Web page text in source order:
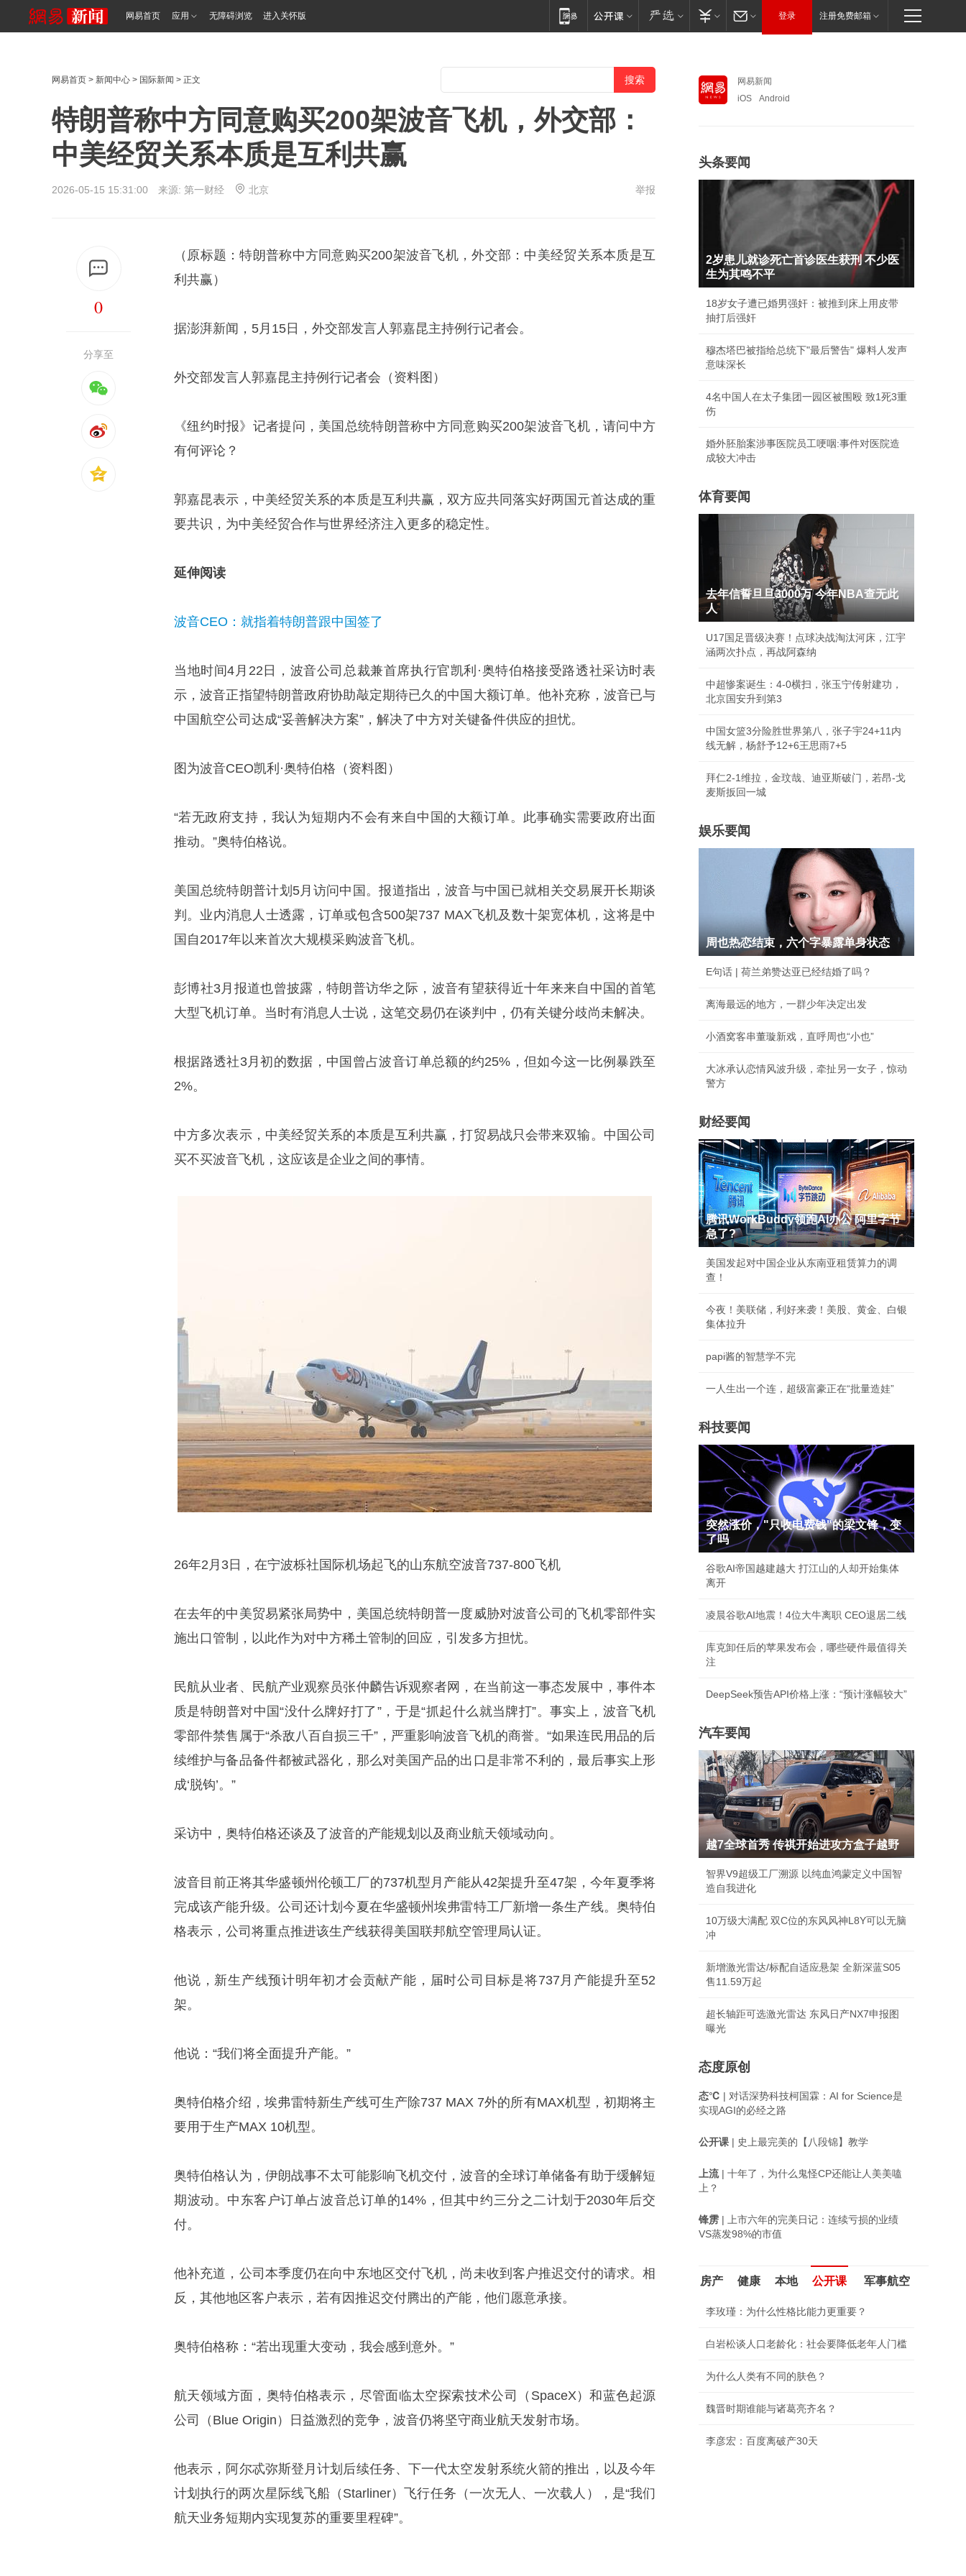
网易首页 应用 无障碍浏览 进入关怀版 登录 注册免费邮箱
网易首页 > 新闻中心 > 国际新闻 > 正文
特朗普称中方同意购买200架波音飞机，外交部：
中美经贸关系本质是互利共赢
2026-05-15 15:31:00 来源: 第一财经 北京 举报
0
分享至
（原标题：特朗普称中方同意购买200架波音飞机，外交部：中美经贸关系本质是互
利共赢）
据澎湃新闻，5月15日，外交部发言人郭嘉昆主持例行记者会。
外交部发言人郭嘉昆主持例行记者会（资料图）
《纽约时报》记者提问，美国总统特朗普称中方同意购买200架波音飞机，请问中方
有何评论？
郭嘉昆表示，中美经贸关系的本质是互利共赢，双方应共同落实好两国元首达成的重
要共识，为中美经贸合作与世界经济注入更多的稳定性。
延伸阅读
波音CEO：就指着特朗普跟中国签了
当地时间4月22日，波音公司总裁兼首席执行官凯利·奥特伯格接受路透社采访时表
示，波音正指望特朗普政府协助敲定期待已久的中国大额订单。他补充称，波音已与
中国航空公司达成“妥善解决方案”，解决了中方对关键备件供应的担忧。
图为波音CEO凯利·奥特伯格（资料图）
“若无政府支持，我认为短期内不会有来自中国的大额订单。此事确实需要政府出面
推动。”奥特伯格说。
美国总统特朗普计划5月访问中国。报道指出，波音与中国已就相关交易展开长期谈
判。业内消息人士透露，订单或包含500架737 MAX飞机及数十架宽体机，这将是中
国自2017年以来首次大规模采购波音飞机。
彭博社3月报道也曾披露，特朗普访华之际，波音有望获得近十年来来自中国的首笔
大型飞机订单。当时有消息人士说，这笔交易仍在谈判中，仍有关键分歧尚未解决。
根据路透社3月初的数据，中国曾占波音订单总额的约25%，但如今这一比例暴跌至
2%。
中方多次表示，中美经贸关系的本质是互利共赢，打贸易战只会带来双输。中国公司
买不买波音飞机，这应该是企业之间的事情。
26年2月3日，在宁波栎社国际机场起飞的山东航空波音737-800飞机
在去年的中美贸易紧张局势中，美国总统特朗普一度威胁对波音公司的飞机零部件实
施出口管制，以此作为对中方稀土管制的回应，引发多方担忧。
民航从业者、民航产业观察员张仲麟告诉观察者网，在当前这一事态发展中，事件本
质是特朗普对中国“没什么牌好打了”，于是“抓起什么就当牌打”。事实上，波音飞机
零部件禁售属于“杀敌八百自损三千”，严重影响波音飞机的商誉。“如果连民用品的后
续维护与备品备件都被武器化，那么对美国产品的出口是非常不利的，最后事实上形
成‘脱钩’。”
采访中，奥特伯格还谈及了波音的产能规划以及商业航天领域动向。
波音目前正将其华盛顿州伦顿工厂的737机型月产能从42架提升至47架，今年夏季将
完成该产能升级。公司还计划今夏在华盛顿州埃弗雷特工厂新增一条生产线。奥特伯
格表示，公司将重点推进该生产线获得美国联邦航空管理局认证。
他说，新生产线预计明年初才会贡献产能，届时公司目标是将737月产能提升至52
架。
他说：“我们将全面提升产能。”
奥特伯格介绍，埃弗雷特新生产线可生产除737 MAX 7外的所有MAX机型，初期将主
要用于生产MAX 10机型。
奥特伯格认为，伊朗战事不太可能影响飞机交付，波音的全球订单储备有助于缓解短
期波动。中东客户订单占波音总订单的14%，但其中约三分之二计划于2030年后交
付。
他补充道，公司本季度仍在向中东地区交付飞机，尚未收到客户推迟交付的请求。相
反，其他地区客户表示，若有因推迟交付腾出的产能，他们愿意承接。
奥特伯格称：“若出现重大变动，我会感到意外。”
航天领域方面，奥特伯格表示，尽管面临太空探索技术公司（SpaceX）和蓝色起源
公司（Blue Origin）日益激烈的竞争，波音仍将坚守商业航天发射市场。
他表示，阿尔忒弥斯登月计划后续任务、下一代太空发射系统火箭的推出，以及今年
计划执行的两次星际线飞船（Starliner）飞行任务（一次无人、一次载人），是“我们
航天业务短期内实现复苏的重要里程碑”。
网易新闻
iOS
Android
头条要闻
2岁患儿就诊死亡首诊医生获刑 不少医
生为其鸣不平
18岁女子遭已婚男强奸：被推到床上用皮带
抽打后强奸
穆杰塔巴被指给总统下"最后警告" 爆料人发声
意味深长
4名中国人在太子集团一园区被围殴 致1死3重
伤
婚外胚胎案涉事医院员工哽咽:事件对医院造
成较大冲击
体育要闻
去年信誓旦旦3000万 今年NBA查无此
人
U17国足晋级决赛！点球决战淘汰河床，江宇
涵两次扑点，再战阿森纳
中超惨案诞生：4-0横扫，张玉宁传射建功，
北京国安升到第3
中国女篮3分险胜世界第八，张子宇24+11内
线无解，杨舒予12+6王思雨7+5
拜仁2-1维拉，金玟哉、迪亚斯破门，若昂-戈
麦斯扳回一城
娱乐要闻
周也热恋结束，六个字暴露单身状态
E句话 | 荷兰弟赞达亚已经结婚了吗？
离海最远的地方，一群少年决定出发
小酒窝客串董璇新戏，直呼周也“小也”
大冰承认恋情风波升级，牵扯另一女子，惊动
警方
财经要闻
腾讯WorkBuddy领跑AI办公 阿里字节
急了?
美国发起对中国企业从东南亚租赁算力的调
查！
今夜！美联储，利好来袭！美股、黄金、白银
集体拉升
papi酱的智慧学不完
一人生出一个连，超级富豪正在“批量造娃”
科技要闻
突然涨价，"只收电费钱"的梁文锋，变
了吗
谷歌AI帝国越建越大 打江山的人却开始集体
离开
凌晨谷歌AI地震！4位大牛离职 CEO退居二线
库克卸任后的苹果发布会，哪些硬件最值得关
注
DeepSeek预告API价格上涨：“预计涨幅较大”
汽车要闻
越7全球首秀 传祺开始进攻方盒子越野
智界V9超级工厂溯源 以纯血鸿蒙定义中国智
造自我进化
10万级大满配 双C位的东风风神L8Y可以无脑
冲
新增激光雷达/标配自适应悬架 全新深蓝S05
售11.59万起
超长轴距可选激光雷达 东风日产NX7申报图
曝光
态度原创
态℃ | 对话深势科技柯国霖：AI for Science是
实现AGI的必经之路
公开课 | 史上最完美的【八段锦】教学
上流| 十年了，为什么鬼怪CP还能让人美美嗑
上？
锋雳 | 上市六年的完美日记：连续亏损的业绩
VS蒸发98%的市值
房产 健康 本地 公开课 军事航空
李玫瑾：为什么性格比能力更重要？
白岩松谈人口老龄化：社会要降低老年人门槛
为什么人类有不同的肤色？
魏晋时期谁能与诸葛亮齐名？
李彦宏：百度离破产30天